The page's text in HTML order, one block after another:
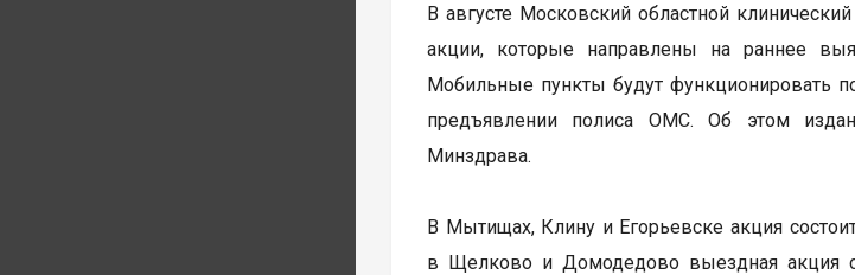
В августе Московский областной
акции, которые направлены на раннее
Мобильные пункты будут функционировать
предъявлении полиса ОМС. Об этом
Минздрава.
В Мытищах, Клину и Егорьевске акция
в Щелково и Домодедово выездная акция